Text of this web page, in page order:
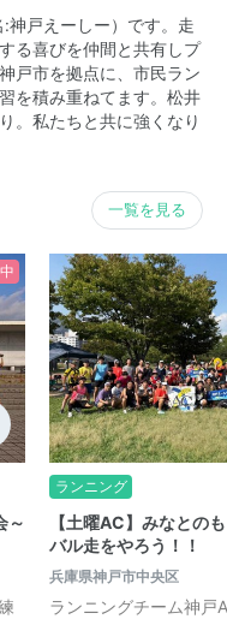
神戸えーしー）です。走
る喜びを仲間と共有しプ
戸市を拠点に、市民ラン
を積み重ねてます。松井
。私たちと共に強くなり
一覧を見る
～
ランニング
【土曜AC】みなとの
バル走をやろう！！
兵庫県神戸市中央区
ランニングチーム神戸